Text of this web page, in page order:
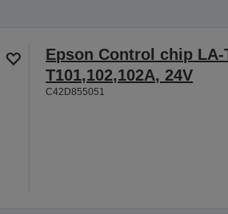
Epson Control chip LA-
T101,102,102A, 24V
C42D855051